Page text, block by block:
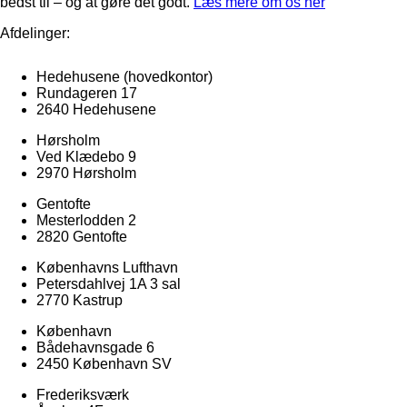
Afdelinger:
Hedehusene (hovedkontor)
Rundageren 17
2640 Hedehusene
Hørsholm
Ved Klædebo 9
2970 Hørsholm
Gentofte
Mesterlodden 2
2820 Gentofte
Københavns Lufthavn
Petersdahlvej 1A 3 sal
2770 Kastrup
København
Bådehavnsgade 6
2450 København SV
Frederiksværk